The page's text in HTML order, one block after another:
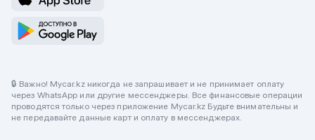
🔒 Важно! Mycar.kz никогда не запрашивает и не принимает оплату
через WhatsApp или другие мессенджеры. Все финансовые операции
проводятся только через приложение Mycar.kz Будьте внимательны и
не передавайте данные карт и оплату в мессенджерах.